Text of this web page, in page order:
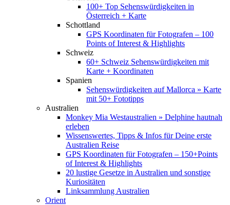
100+ Top Sehenswürdigkeiten in
Österreich + Karte
Schottland
GPS Koordinaten für Fotografen – 100
Points of Interest & Highlights
Schweiz
60+ Schweiz Sehenswürdigkeiten mit
Karte + Koordinaten
Spanien
Sehenswürdigkeiten auf Mallorca » Karte
mit 50+ Fototipps
Australien
Monkey Mia Westaustralien » Delphine hautnah
erleben
Wissenswertes, Tipps & Infos für Deine erste
Australien Reise
GPS Koordinaten für Fotografen – 150+Points
of Interest & Highlights
20 lustige Gesetze in Australien und sonstige
Kuriositäten
Linksammlung Australien
Orient